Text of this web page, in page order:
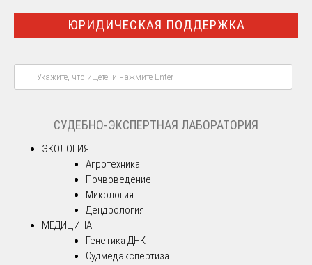
ЮРИДИЧЕСКАЯ ПОДДЕРЖКА
СУДЕБНО-ЭКСПЕРТНАЯ ЛАБОРАТОРИЯ
ЭКОЛОГИЯ
Агротехника
Почвоведение
Микология
Дендрология
МЕДИЦИНА
Генетика ДНК
Судмедэкспертиза